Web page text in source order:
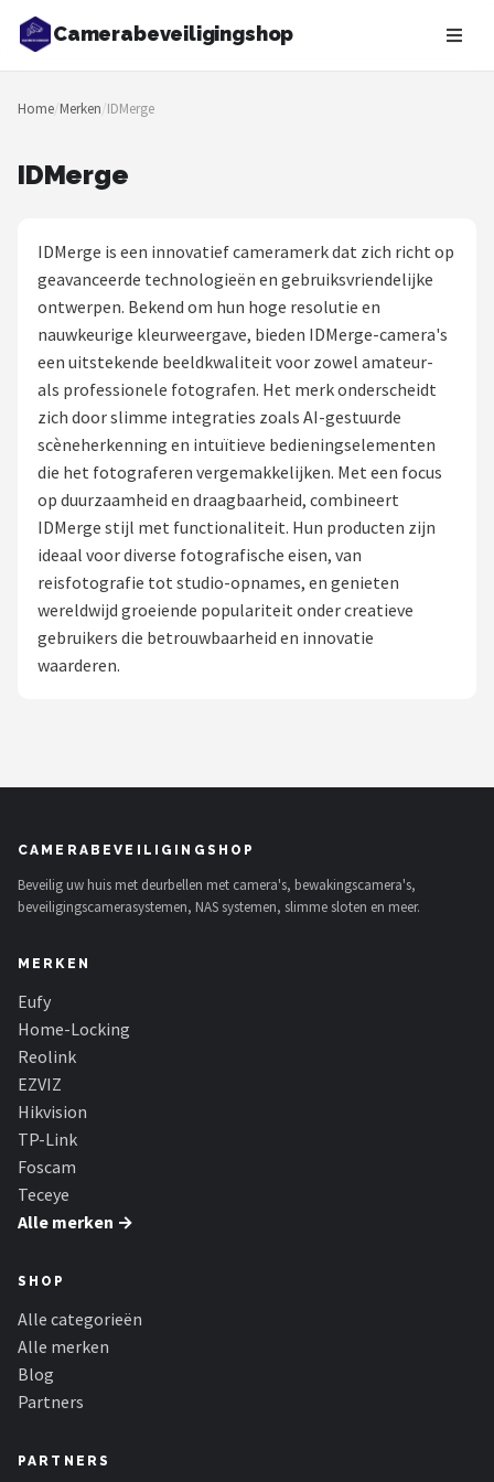
Camerabeveiligingshop
Zoeken
NAVIGATIE
Blog
Beveiligingscamera's
Camera Deurbellen
NAS
Shop
Eufy
Home-Locking
Reolink
Foscam
Smartwares
ieGeek
Alle merken →
Home/Merken/IDMerge
IDMerge
IDMerge is een innovatief cameramerk dat zich richt op
geavanceerde technologieën en gebruiksvriendelijke
ontwerpen. Bekend om hun hoge resolutie en
nauwkeurige kleurweergave, bieden IDMerge-camera's
een uitstekende beeldkwaliteit voor zowel amateur-
als professionele fotografen. Het merk onderscheidt
zich door slimme integraties zoals AI-gestuurde
scèneherkenning en intuïtieve bedieningselementen
die het fotograferen vergemakkelijken. Met een focus
op duurzaamheid en draagbaarheid, combineert
IDMerge stijl met functionaliteit. Hun producten zijn
ideaal voor diverse fotografische eisen, van
reisfotografie tot studio-opnames, en genieten
wereldwijd groeiende populariteit onder creatieve
gebruikers die betrouwbaarheid en innovatie
waarderen.
CAMERABEVEILIGINGSHOP
Beveilig uw huis met deurbellen met camera's, bewakingscamera's,
beveiligingscamerasystemen, NAS systemen, slimme sloten en meer.
MERKEN
Eufy
Home-Locking
Reolink
EZVIZ
Hikvision
TP-Link
Foscam
Teceye
Alle merken →
SHOP
Alle categorieën
Alle merken
Blog
Partners
PARTNERS